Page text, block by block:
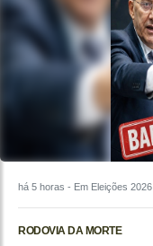
há 5 horas - Em Eleições 2026
RODOVIA DA MORTE